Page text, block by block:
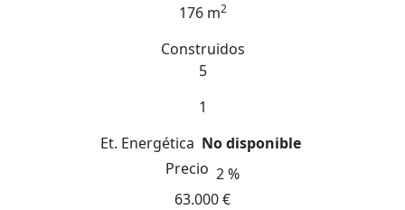
176 m2
Construidos
5
1
Et. Energética No disponible
Precio 2 %
63.000 €